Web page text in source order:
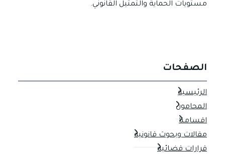
مستويات الحماية والتمثيل القانوني.
الصفحات
الرئيسية
المحامون
اقسامنا
مقالات وبحوث قانونية
قرارات قضائية